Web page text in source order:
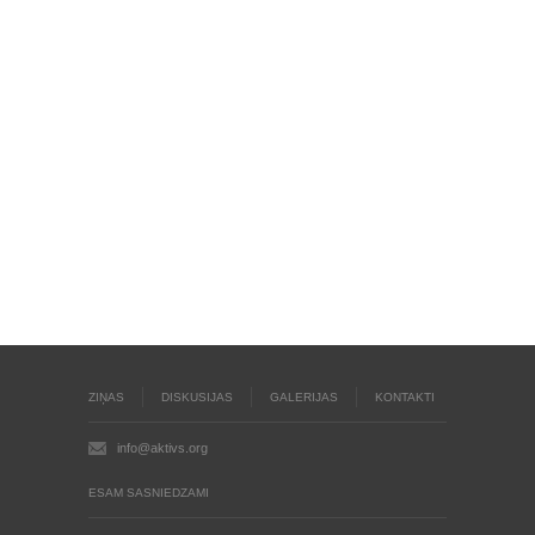
ZIŅAS DISKUSIJAS GALERIJAS KONTAKTI
info@aktivs.org
ESAM SASNIEDZAMI